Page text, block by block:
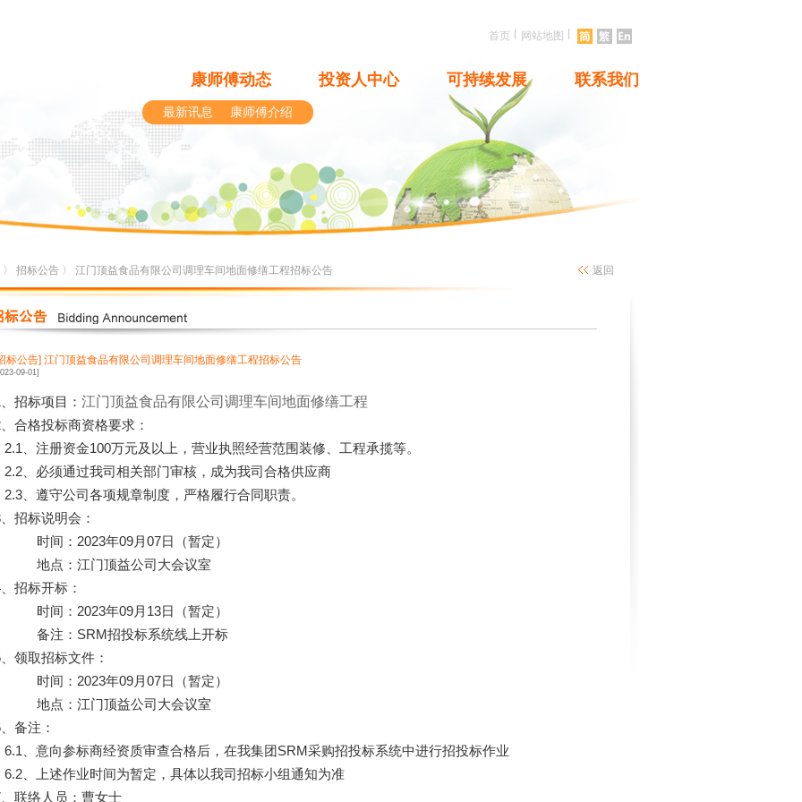
首页 网站地图
康师傅动态 投资人中心 可持续发展 联系我们
最新讯息 康师傅介绍
〉 招标公告 〉 江门顶益食品有限公司调理车间地面修缮工程招标公告 返回
标公告] 江门顶益食品有限公司调理车间地面修缮工程招标公告
09-01]
、招标项 目： 江门顶益食品有限公司调理车间地面修缮工程
、合格投标商资格要求：
、注册资金100万元及以上， 营业执照经营范围装修、工程承揽等。
2 、必须通过我司相关部门审核，成为我司合格供应商
3
遵守公司各项规章制度，严格履行合同职责。
、招标说明会 ：
时间 ： 2023年09月 07日（暂定）
地点 ：江门顶益公司大会议室
、招标开标 ：
时间 ： 2023年09月 13日（暂定）
备注： SRM招投标系统线 上开标
领取招标文件：
时间 ： 2023年09月 07日（暂定）
地点 ：江门顶益公司大会议室
备注：
、意向参标商经资质审查合格后，在我集团 SRM采购招投标系统中进行招投标作业
、上述作业时间为暂定，具体以我司招标小组通知为准
联络 人 员 ：曹女士